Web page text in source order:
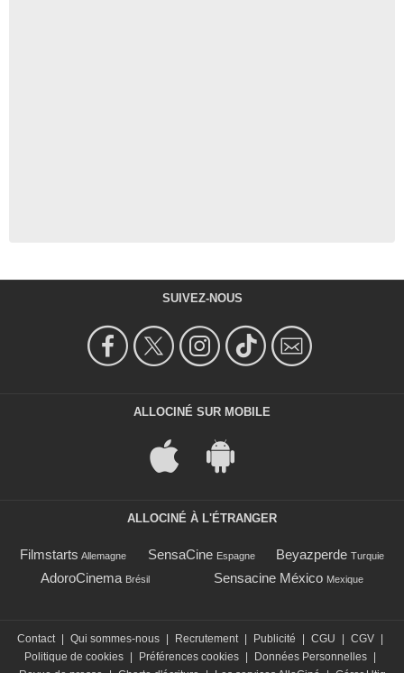
SUIVEZ-NOUS
ALLOCINÉ SUR MOBILE
ALLOCINÉ À L'ÉTRANGER
Filmstarts Allemagne SensaCine Espagne Beyazperde Turquie
AdoroCinema Brésil Sensacine México Mexique
Contact | Qui sommes-nous | Recrutement | Publicité | CGU | CGV |
Politique de cookies | Préférences cookies | Données Personnelles |